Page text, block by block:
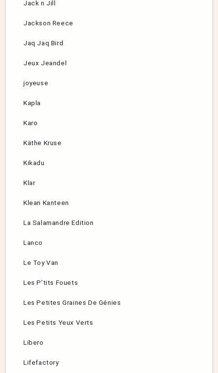
Jack n Jill
Jackson Reece
Jaq Jaq Bird
Jeux Jeandel
joyeuse
Kapla
Karo
Käthe Kruse
Kikadu
Klar
Klean Kanteen
La Salamandre Edition
Lanco
Le Toy Van
Les P’tits Fouets
Les Petites Graines De Génies
Les Petits Yeux Verts
Libero
Lifefactory